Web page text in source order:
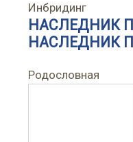
Инбридинг
НАСЛЕДНИК
НАСЛЕДНИК
Родословная